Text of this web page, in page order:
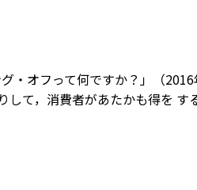
・オフって何ですか？」（
して，消費者があたかも得を